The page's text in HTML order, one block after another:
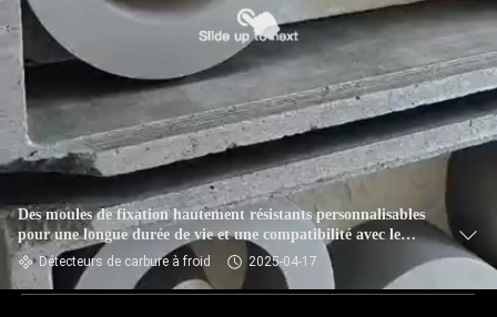
Des moules de fixation hautement résistants personnalisables
pour une longue durée de vie et une compatibilité avec le
cuivreDétecteurs de carbure à froid 2025-04-17